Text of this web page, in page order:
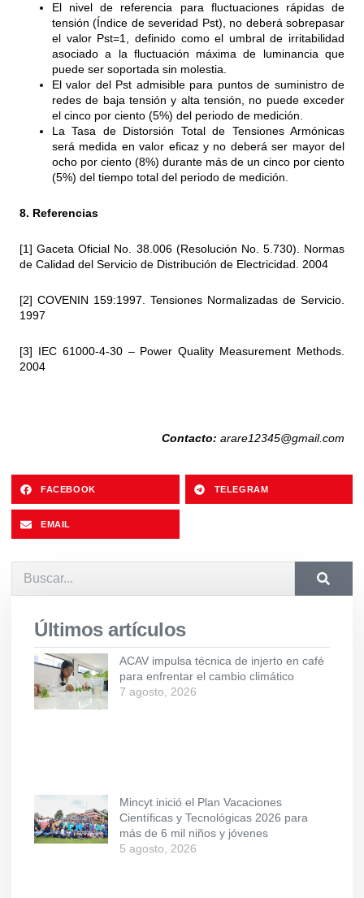
El nivel de referencia para fluctuaciones rápidas de
tensión (Índice de severidad Pst), no deberá sobrepasar
el valor Pst=1, definido como el umbral de irritabilidad
asociado a la fluctuación máxima de luminancia que
puede ser soportada sin molestia.
El valor del Pst admisible para puntos de suministro de
redes de baja tensión y alta tensión, no puede exceder
el cinco por ciento (5%) del periodo de medición.
La Tasa de Distorsión Total de Tensiones Armónicas
será medida en valor eficaz y no deberá ser mayor del
ocho por ciento (8%) durante más de un cinco por ciento
(5%) del tiempo total del periodo de medición.
8. Referencias
[1] Gaceta Oficial No. 38.006 (Resolución No. 5.730). Normas
de Calidad del Servicio de Distribución de Electricidad. 2004
[2] COVENIN 159:1997. Tensiones Normalizadas de Servicio.
1997
[3] IEC 61000-4-30 – Power Quality Measurement Methods.
2004
Contacto: arare12345@gmail.com
FACEBOOK TELEGRAM
EMAIL
Últimos artículos
ACAV impulsa técnica de injerto en café
para enfrentar el cambio climático
7 agosto, 2026
Mincyt inició el Plan Vacaciones
Científicas y Tecnológicas 2026 para
más de 6 mil niños y jóvenes
5 agosto, 2026